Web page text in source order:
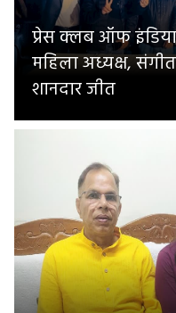
प्रेस क्लब ऑफ
महिला अध्यक्ष,
शानदार जीत